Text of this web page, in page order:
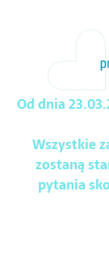
Od dnia
Wszystkie
zostaną
pytania